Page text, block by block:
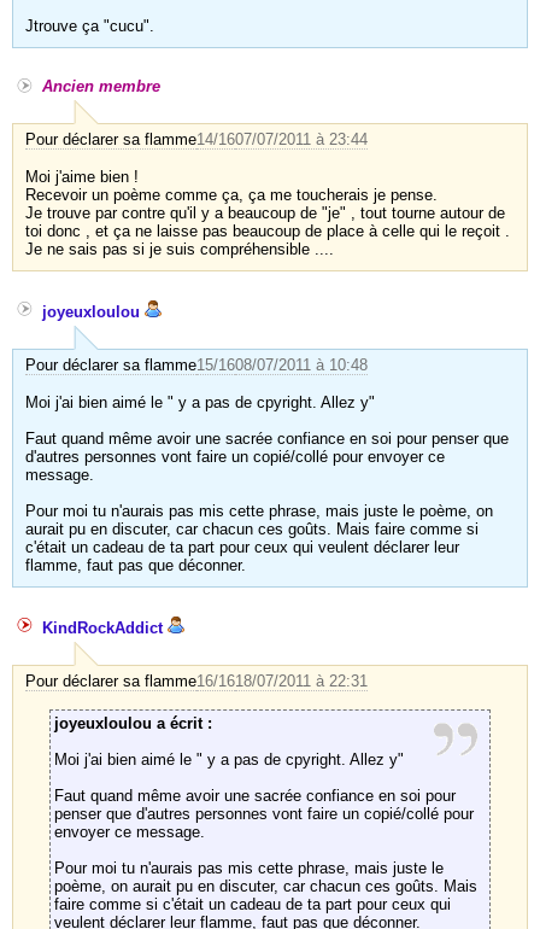
Jtrouve ça "cucu".
Ancien membre
Pour déclarer sa flamme14/1607/07/2011 à 23:44
Moi j'aime bien !
Recevoir un poème comme ça, ça me toucherais je pense.
Je trouve par contre qu'il y a beaucoup de "je" , tout tourne autour de
toi donc , et ça ne laisse pas beaucoup de place à celle qui le reçoit .
Je ne sais pas si je suis compréhensible ....
joyeuxloulou
Pour déclarer sa flamme15/1608/07/2011 à 10:48
Moi j'ai bien aimé le " y a pas de cpyright. Allez y"
Faut quand même avoir une sacrée confiance en soi pour penser que
d'autres personnes vont faire un copié/collé pour envoyer ce
message.
Pour moi tu n'aurais pas mis cette phrase, mais juste le poème, on
aurait pu en discuter, car chacun ces goûts. Mais faire comme si
c'était un cadeau de ta part pour ceux qui veulent déclarer leur
flamme, faut pas que déconner.
KindRockAddict
Pour déclarer sa flamme16/1618/07/2011 à 22:31
joyeuxloulou a écrit :
Moi j'ai bien aimé le " y a pas de cpyright. Allez y"
Faut quand même avoir une sacrée confiance en soi pour
penser que d'autres personnes vont faire un copié/collé pour
envoyer ce message.
Pour moi tu n'aurais pas mis cette phrase, mais juste le
poème, on aurait pu en discuter, car chacun ces goûts. Mais
faire comme si c'était un cadeau de ta part pour ceux qui
veulent déclarer leur flamme, faut pas que déconner.